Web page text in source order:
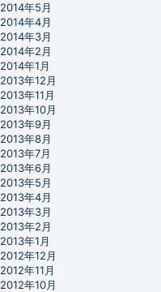
2014年5月
2014年4月
2014年3月
2014年2月
2014年1月
2013年12月
2013年11月
2013年10月
2013年9月
2013年8月
2013年7月
2013年6月
2013年5月
2013年4月
2013年3月
2013年2月
2013年1月
2012年12月
2012年11月
2012年10月